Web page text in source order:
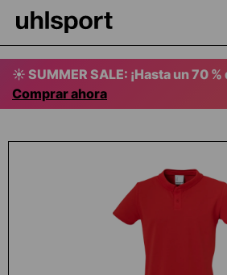
springen
☀️ SUMMER SALE: ¡Hasta un 70
Comprar ahora